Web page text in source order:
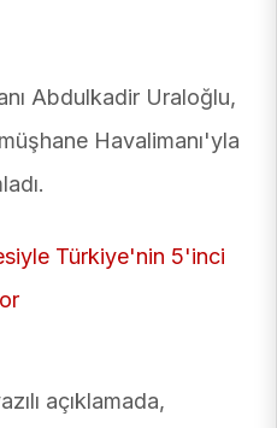
Abdulkadir Uraloğlu,
Havalimanı'yla
açıklamada,